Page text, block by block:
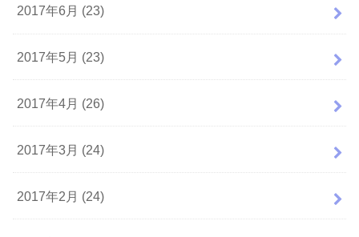
2017年6月 (23)
2017年5月 (23)
2017年4月 (26)
2017年3月 (24)
2017年2月 (24)